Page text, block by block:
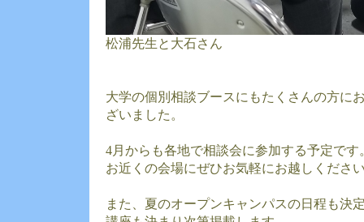
松浦先生と大石さん
大学の個別相談ブースにもたくさんの方に
ざいました。
4月からも各地で相談会に参加する予定です
お近くの会場にぜひお気軽にお越しくださ
また、夏のオープンキャンパスの日程も決